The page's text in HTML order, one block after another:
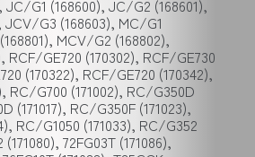
G1 (168600), JC/G2 (168601),
G3 (168603), MC/G1
MCV/G2 (168802),
RCF/GE720 (170302), RCF/GE730
(170322), RCF/GE720 (170342),
RC/G700 (171002), RC/G350D
(171017), RC/G350F (171023),
RC/G1050 (171033), RC/G352
72FG03T (171086),